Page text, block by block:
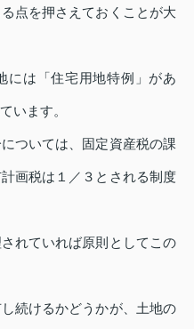
点を押さえておくことが大
には「住宅用地特例」があ
います。
ついては、固定資産税の課
画税は１／３とされる制度
れていれば原則としてこの
続けるかどうかが、土地の